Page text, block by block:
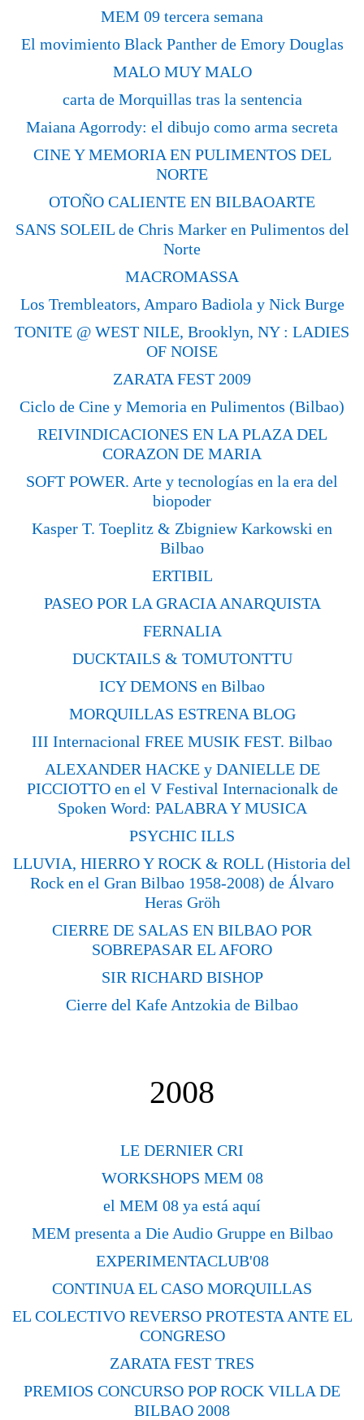
MEM 09 tercera semana
El movimiento Black Panther de Emory Douglas
MALO MUY MALO
carta de Morquillas tras la sentencia
Maiana Agorrody: el dibujo como arma secreta
CINE Y MEMORIA EN PULIMENTOS DEL
NORTE
OTOÑO CALIENTE EN BILBAOARTE
SANS SOLEIL de Chris Marker en Pulimentos del
Norte
MACROMASSA
Los Trembleators, Amparo Badiola y Nick Burge
TONITE @ WEST NILE, Brooklyn, NY : LADIES
OF NOISE
ZARATA FEST 2009
Ciclo de Cine y Memoria en Pulimentos (Bilbao)
REIVINDICACIONES EN LA PLAZA DEL
CORAZON DE MARIA
SOFT POWER. Arte y tecnologías en la era del
biopoder
Kasper T. Toeplitz & Zbigniew Karkowski en
Bilbao
ERTIBIL
PASEO POR LA GRACIA ANARQUISTA
FERNALIA
DUCKTAILS & TOMUTONTTU
ICY DEMONS en Bilbao
MORQUILLAS ESTRENA BLOG
III Internacional FREE MUSIK FEST. Bilbao
ALEXANDER HACKE y DANIELLE DE
PICCIOTTO en el V Festival Internacionalk de
Spoken Word: PALABRA Y MUSICA
PSYCHIC ILLS
LLUVIA, HIERRO Y ROCK & ROLL (Historia del
Rock en el Gran Bilbao 1958-2008) de Álvaro
Heras Gröh
CIERRE DE SALAS EN BILBAO POR
SOBREPASAR EL AFORO
SIR RICHARD BISHOP
Cierre del Kafe Antzokia de Bilbao
2008
LE DERNIER CRI
WORKSHOPS MEM 08
el MEM 08 ya está aquí
MEM presenta a Die Audio Gruppe en Bilbao
EXPERIMENTACLUB'08
CONTINUA EL CASO MORQUILLAS
EL COLECTIVO REVERSO PROTESTA ANTE EL
CONGRESO
ZARATA FEST TRES
PREMIOS CONCURSO POP ROCK VILLA DE
BILBAO 2008